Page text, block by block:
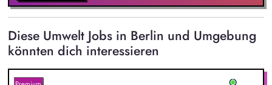
Diese Umwelt Jobs in Berlin und Umgebung
könnten dich interessieren